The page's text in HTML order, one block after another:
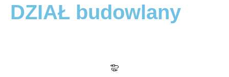
DZIAŁ budowlany